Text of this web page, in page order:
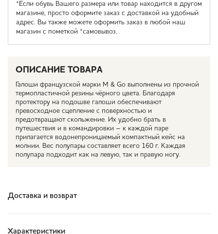
*Если обувь Вашего размера или товар находится в другом
магазине, просто оформите заказ с доставкой на удобный
адрес. Вы также можете оформить заказ в любой наш
магазин с пометкой *самовывоз.
ОПИСАНИЕ ТОВАРА
Галоши французской марки M & Go выполнены из прочной
термопластичной резины чёрного цвета. Благодаря
протектору на подошве галоши обеспечивают
превосходное сцепление с поверхностью и
предотвращают скольжение. Их удобно брать в
путешествия и в командировки – к каждой паре
прилагается водонепроницаемый компактный кейс на
молнии. Вес полупары составляет всего 160 г. Каждая
полупара подходит как на левую, так и правую ногу.
Доставка и возврат
Характеристики